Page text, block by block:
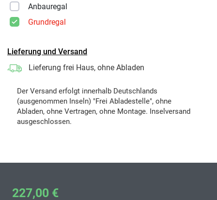
Anbauregal
Grundregal
Lieferung und Versand
Lieferung frei Haus, ohne Abladen
Der Versand erfolgt innerhalb Deutschlands
(ausgenommen Inseln) "Frei Abladestelle", ohne
Abladen, ohne Vertragen, ohne Montage. Inselversand
ausgeschlossen.
227,00 €